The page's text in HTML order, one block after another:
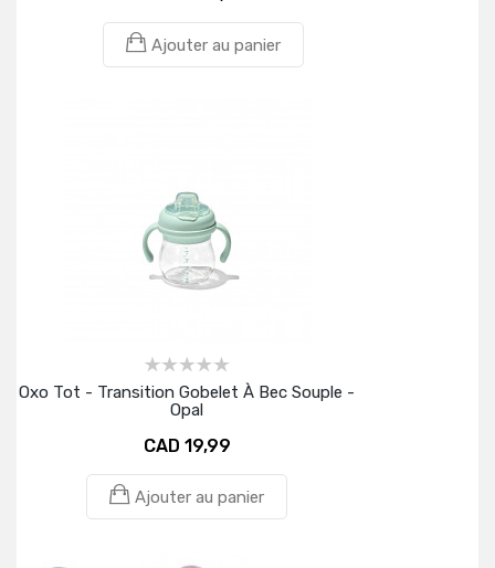
Ajouter au panier
Oxo Tot - Transition Gobelet À Bec Souple -
Opal
CAD 19,99
Ajouter au panier